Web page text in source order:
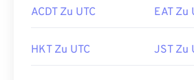
ACDT Zu UTC EAT Zu
HKT Zu UTC JST Zu